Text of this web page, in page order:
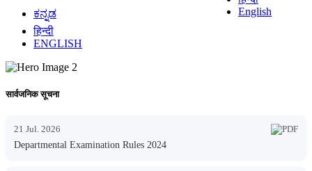
English
ಕನ್ನಡ
हिन्दी
ENGLISH
सार्वजनिक सूचना
21 Jul. 2026
Departmental Examination Rules 2024